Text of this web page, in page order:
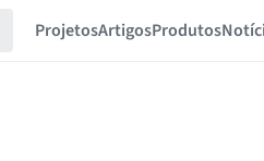
ProjetosArtigosProdutos